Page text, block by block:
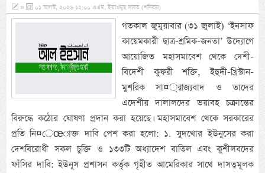
» ০১ আগস্ট, ২০২৬ ১২:০০ এএম, ইয়াওমুছ সাবত (শনিবার)
গতকাল জুমুয়াবার (৩১ জুলাই) ‘ইনসাফ
কায়েমকারী ছাত্র-শ্রমিক-জনতা’ উদ্যোগে
আয়োজিত মহাসমাবেশ থেকে দেশী-
বিদেশী কুফরী শক্তি, ইহুদী-খ্রিস্টান-
মুশরিক সা¤্রাজ্যবাদ ও তাদের
এদেশীয় দালালদের ভয়াবহ চক্রান্তের
বিরুদ্ধে কঠোর ঘোষণা প্রদান করা হয়েছে। মহাসমাবেশ থেকে সরকারের
প্রতি নি¤েœাক্ত দাবি পেশ করা হলো: ১. সুদখোর ইউনুসের করা
দেশবিরোধী সকল চুক্তি ও ১৩৩টি অধ্যাদেশ বাতিল এবং কুশীলবদের
ফাঁসির দাবি: ইউনূস প্রশাসন কর্তৃক গৃহীত আমেরিকার সাথে দাসত্বমূলক